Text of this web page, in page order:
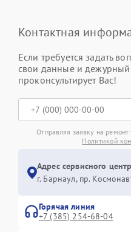
Контактная
Если требуется задать
свои данные и дежурный
проконсультирует Вас!
Отправляя заявку на
Политикой
Адрес сервисного
г. Барнаул, ​пр.
Горячая линия
+7 (385) 254-68-04